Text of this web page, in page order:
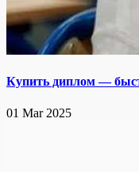
Купить диплом —
01 Mar 2025